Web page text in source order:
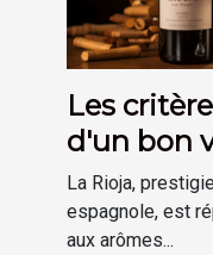
Les
d'un bon
votre cave
La Rioja,
espagnole, est
aux arômes...